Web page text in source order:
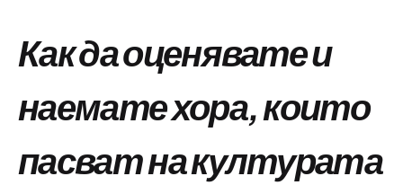
Как да оценявате и
наемате хора, които
пасват на културата